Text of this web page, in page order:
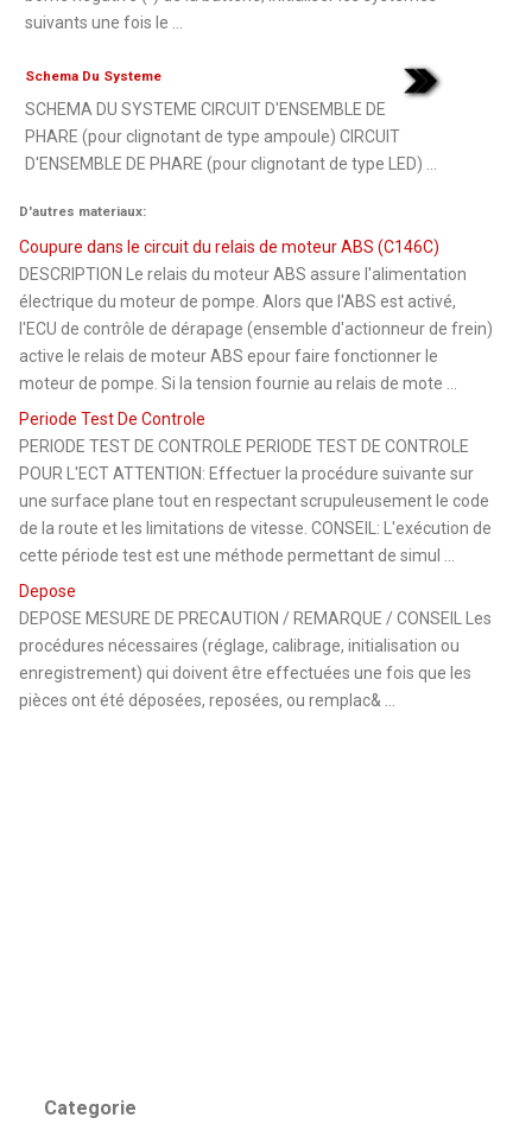
suivants une fois le ...
Schema Du Systeme
SCHEMA DU SYSTEME CIRCUIT D'ENSEMBLE DE
PHARE (pour clignotant de type ampoule) CIRCUIT
D'ENSEMBLE DE PHARE (pour clignotant de type LED) ...
D'autres materiaux:
Coupure dans le circuit du relais de moteur ABS (C146C)
DESCRIPTION Le relais du moteur ABS assure l'alimentation
électrique du moteur de pompe. Alors que l'ABS est activé,
l'ECU de contrôle de dérapage (ensemble d'actionneur de frein)
active le relais de moteur ABS epour faire fonctionner le
moteur de pompe. Si la tension fournie au relais de mote ...
Periode Test De Controle
PERIODE TEST DE CONTROLE PERIODE TEST DE CONTROLE
POUR L'ECT ATTENTION: Effectuer la procédure suivante sur
une surface plane tout en respectant scrupuleusement le code
de la route et les limitations de vitesse. CONSEIL: L'exécution de
cette période test est une méthode permettant de simul ...
Depose
DEPOSE MESURE DE PRECAUTION / REMARQUE / CONSEIL Les
procédures nécessaires (réglage, calibrage, initialisation ou
enregistrement) qui doivent être effectuées une fois que les
pièces ont été déposées, reposées, ou remplac& ...
Categorie